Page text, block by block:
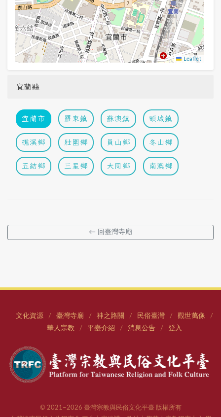
Leaflet
宜蘭縣
宜蘭市 羅東鎮 蘇澳鎮 頭城鎮
礁溪鄉 壯圍鄉 員山鄉 冬山鄉
五結鄉 三星鄉 大同鄉 南澳鄉
← 回臺灣寺廟
文化資源 / 臺灣寺廟 / 神之路關 / 民俗臺灣 / 觀世萬像 /
華人宗教 / 平臺介紹 / 消息公告 / 登入
© 2021–2026 臺灣宗教與民俗文化平臺 版權所有